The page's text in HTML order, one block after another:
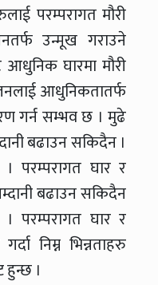
परम्परागत मौरी
उन्मूख गराउने
आधुनिक घारमा मौरी
आधुनिकतातर्फ
गर्न सम्भव छ । मुढे
बढाउन सकिदैन ।
परम्परागत घार र
बढाउन सकिदैन
परम्परागत घार र
निम्न भिन्नताहरु
।